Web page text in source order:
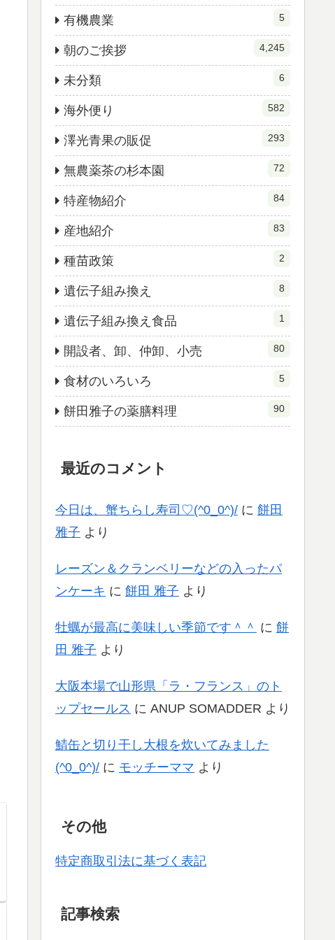
有機農業 5
朝のご挨拶 4,245
未分類 6
海外便り 582
澤光青果の販促 293
無農薬茶の杉本園 72
特産物紹介 84
産地紹介 83
種苗政策 2
遺伝子組み換え 8
遺伝子組み換え食品 1
開設者、卸、仲卸、小売 80
食材のいろいろ 5
餅田雅子の薬膳料理 90
最近のコメント
今日は、蟹ちらし寿司♡(^0_0^)/ に 餅田
雅子 より
レーズン＆クランベリーなどの入ったパ
ンケーキ に 餅田 雅子 より
牡蠣が最高に美味しい季節です＾＾ に 餅
田 雅子 より
大阪本場で山形県「ラ・フランス」のト
ップセールス に ANUP SOMADDER より
鯖缶と切り干し大根を炊いてみました
(^0_0^)/ に モッチーママ より
その他
特定商取引法に基づく表記
記事検索